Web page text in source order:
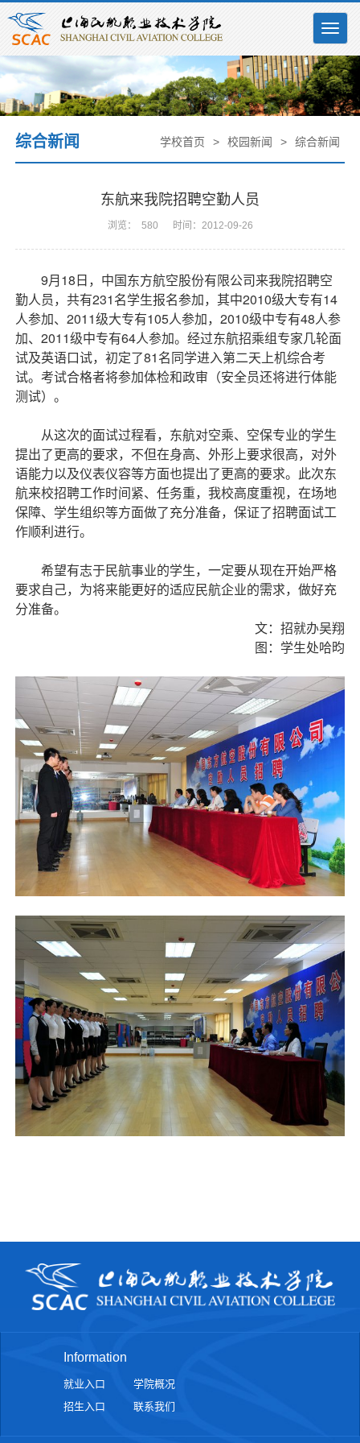
综合新闻 学校首页 > 校园新闻 > 综合新闻
东航来我院招聘空勤人员
浏览： 580 时间：2012-09-26
9月18日，中国东方航空股份有限公司来我院招聘空
勤人员，共有231名学生报名参加，其中2010级大专有14
人参加、 2011级大专有105人参加， 2010级中专有48人参
加、 2011级中专有64人参加。经过东航招乘组专家几轮面
试及英语口试，初定了81名同学进入第二天上机综合考
试。考试合格者将参加体检和政审（安全员还将进行体能
测试）。
从这次的面试过程看，东航对空乘、空保专业的学生
提出了更高的要求，不但在身高、外形上要求很高，对外
语能力以及仪表仪容等方面也提出了更高的要求。此次东
航来校招聘工作时间紧、任务重，我校高度重视，在场地
保障、学生组织等方面做了充分准备，保证了招聘面试工
作顺利进行。
希望有志于民航事业的学生，一定要从现在开始严格
要求自己，为将来能更好的适应民航企业的需求，做好充
分准备。
文：招就办吴翔
图：学生处哈昀
Information
就业入口
学院概况
招生入口
联系我们